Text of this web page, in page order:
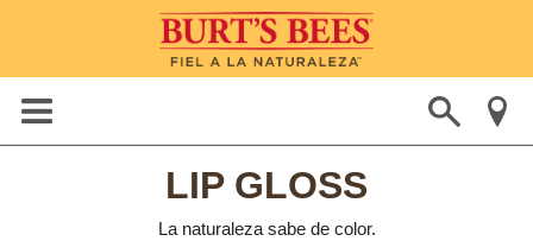
LIP GLOSS
La naturaleza sabe de color.